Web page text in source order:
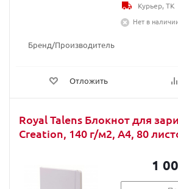
Бренд/Производитель
Отложить
Курьер, ТК
Нет в
Royal Talens Блокнот для
Creation, 140 г/м2, A4, 80
1